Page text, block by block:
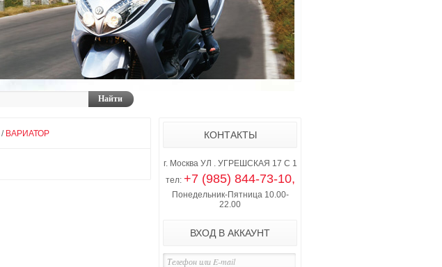
/ ВАРИАТОР КОНТАКТЫ
г. Москва УЛ . УГРЕШСКАЯ 17 С 1
тел: +7 (985) 844-73-10,
Понедельник-Пятница 10.00-
22.00
ВХОД В АККАУНТ